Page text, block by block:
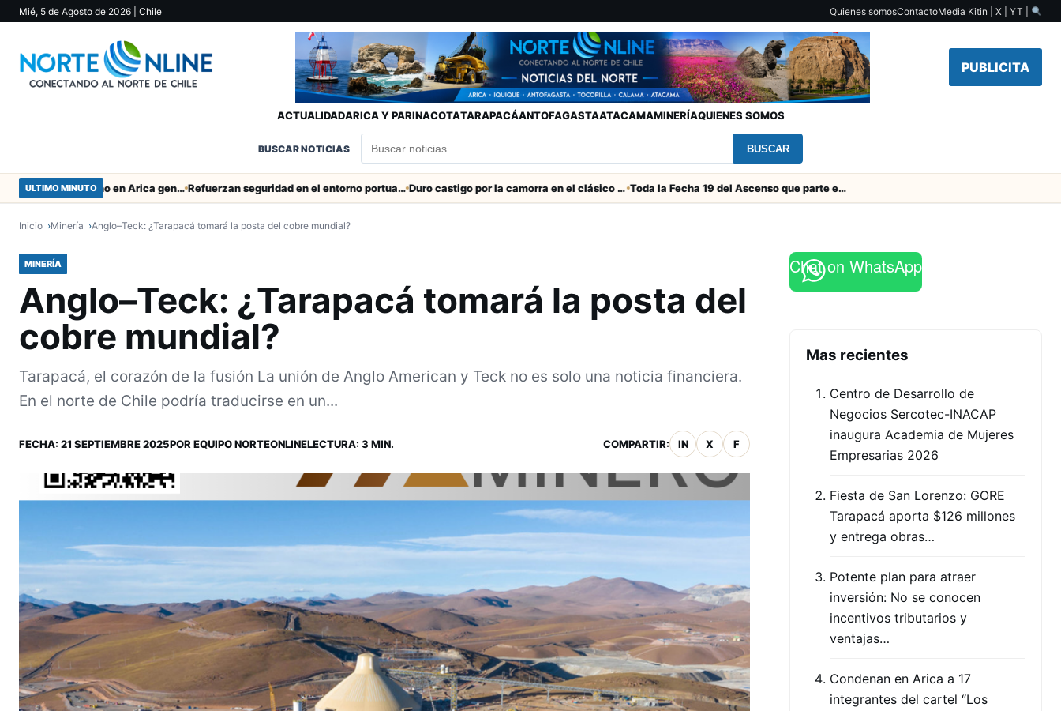
Mié, 5 de Agosto de 2026 | Chile Quienes somosContactoMedia Kitin | X | YT |
PUBLICITA
ACTUALIDADARICA Y PARINACOTATARAPACÁANTOFAGASTAATACAMAMINERÍAQUIENES SOMOS
BUSCAR NOTICIAS BUSCAR
ULTIMO MINUTO Obras de Aguas del Altiplano en Arica generan puestos de trabajo Refuerzan seguridad en el entorno portuario de Arica Duro castigo por la camorra en el clásico Arica-Iquique Toda la Fecha 19 del Ascenso que parte este viernes
Inicio Minería Anglo–Teck: ¿Tarapacá tomará la posta del cobre mundial?
MINERÍA
Anglo–Teck: ¿Tarapacá tomará la posta del
cobre mundial?
Tarapacá, el corazón de la fusión La unión de Anglo American y Teck no es solo una noticia financiera.
En el norte de Chile podría traducirse en un...
FECHA: 21 SEPTIEMBRE 2025POR EQUIPO NORTEONLINELECTURA: 3 MIN. COMPARTIR: IN X F
Chat on WhatsApp
Mas recientes
Centro de Desarrollo de
Negocios Sercotec-INACAP
inaugura Academia de Mujeres
Empresarias 2026
Fiesta de San Lorenzo: GORE
Tarapacá aporta $126 millones
y entrega obras…
Potente plan para atraer
inversión: No se conocen
incentivos tributarios y
ventajas…
Condenan en Arica a 17
integrantes del cartel “Los